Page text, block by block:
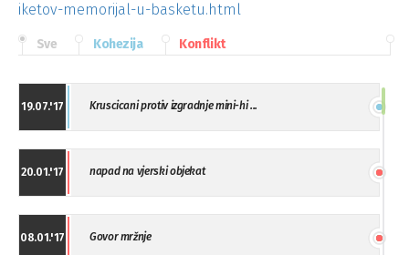
iketov-memorijal-u-basketu.html
Sve Kohezija Konflikt
19.07.'17 Kruscicani protiv izgradnje mini-hi ...
20.01.'17 napad na vjerski objekat
08.01.'17 Govor mržnje